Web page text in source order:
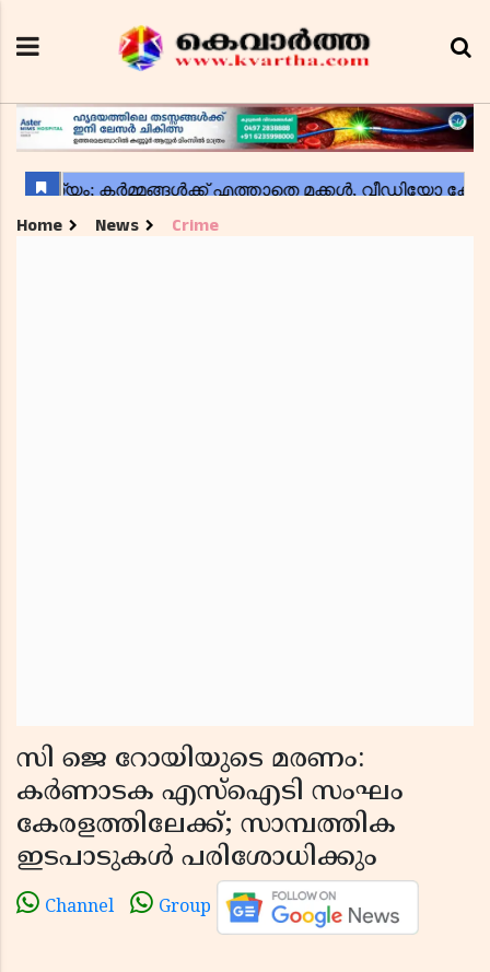
Home News Crime
സി ജെ റോയിയുടെ മരണം:
കർണാടക എസ്ഐടി സംഘം
കേരളത്തിലേക്ക്; സാമ്പത്തിക
ഇടപാടുകൾ പരിശോധിക്കും
Channel Group